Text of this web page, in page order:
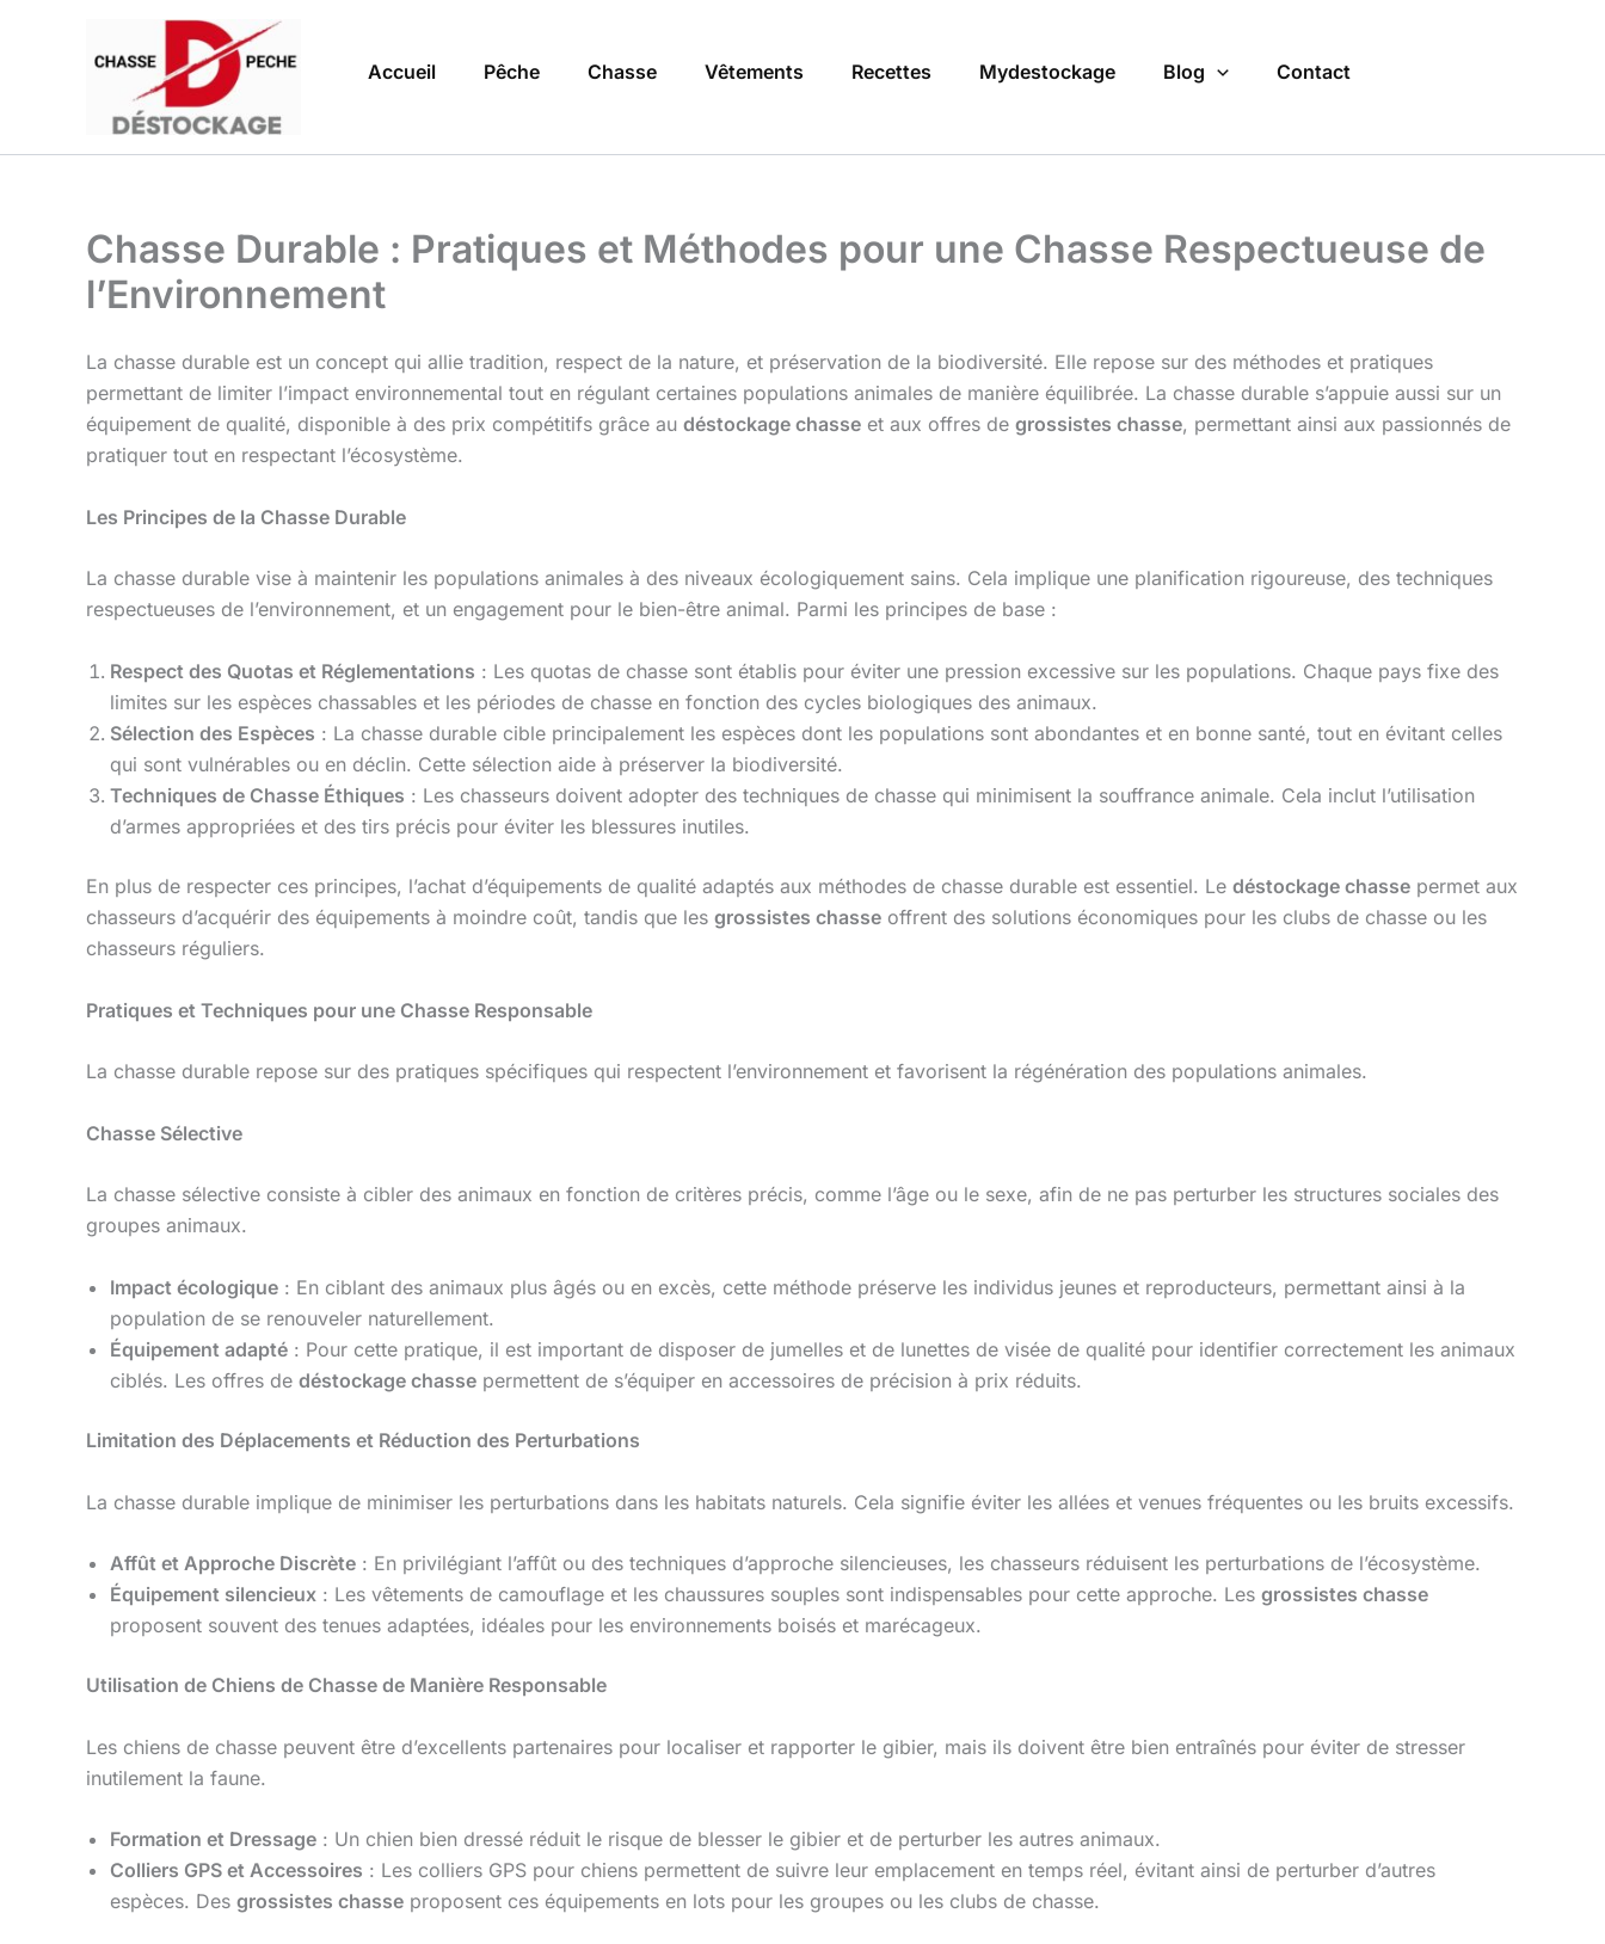
Accueil Pêche Chasse Vêtements Recettes Mydestockage Blog Contact
Chasse Durable : Pratiques et Méthodes pour une Chasse Respectueuse de
l’Environnement
La chasse durable est un concept qui allie tradition, respect de la nature, et préservation de la biodiversité. Elle repose sur des méthodes et pratiques
permettant de limiter l’impact environnemental tout en régulant certaines populations animales de manière équilibrée. La chasse durable s’appuie aussi sur un
équipement de qualité, disponible à des prix compétitifs grâce au déstockage chasse et aux offres de grossistes chasse, permettant ainsi aux passionnés de
pratiquer tout en respectant l’écosystème.
Les Principes de la Chasse Durable
La chasse durable vise à maintenir les populations animales à des niveaux écologiquement sains. Cela implique une planification rigoureuse, des techniques
respectueuses de l’environnement, et un engagement pour le bien-être animal. Parmi les principes de base :
Respect des Quotas et Réglementations : Les quotas de chasse sont établis pour éviter une pression excessive sur les populations. Chaque pays fixe des
limites sur les espèces chassables et les périodes de chasse en fonction des cycles biologiques des animaux.
Sélection des Espèces : La chasse durable cible principalement les espèces dont les populations sont abondantes et en bonne santé, tout en évitant celles
qui sont vulnérables ou en déclin. Cette sélection aide à préserver la biodiversité.
Techniques de Chasse Éthiques : Les chasseurs doivent adopter des techniques de chasse qui minimisent la souffrance animale. Cela inclut l’utilisation
d’armes appropriées et des tirs précis pour éviter les blessures inutiles.
En plus de respecter ces principes, l’achat d’équipements de qualité adaptés aux méthodes de chasse durable est essentiel. Le déstockage chasse permet aux
chasseurs d’acquérir des équipements à moindre coût, tandis que les grossistes chasse offrent des solutions économiques pour les clubs de chasse ou les
chasseurs réguliers.
Pratiques et Techniques pour une Chasse Responsable
La chasse durable repose sur des pratiques spécifiques qui respectent l’environnement et favorisent la régénération des populations animales.
Chasse Sélective
La chasse sélective consiste à cibler des animaux en fonction de critères précis, comme l’âge ou le sexe, afin de ne pas perturber les structures sociales des
groupes animaux.
Impact écologique : En ciblant des animaux plus âgés ou en excès, cette méthode préserve les individus jeunes et reproducteurs, permettant ainsi à la
population de se renouveler naturellement.
Équipement adapté : Pour cette pratique, il est important de disposer de jumelles et de lunettes de visée de qualité pour identifier correctement les animaux
ciblés. Les offres de déstockage chasse permettent de s’équiper en accessoires de précision à prix réduits.
Limitation des Déplacements et Réduction des Perturbations
La chasse durable implique de minimiser les perturbations dans les habitats naturels. Cela signifie éviter les allées et venues fréquentes ou les bruits excessifs.
Affût et Approche Discrète : En privilégiant l’affût ou des techniques d’approche silencieuses, les chasseurs réduisent les perturbations de l’écosystème.
Équipement silencieux : Les vêtements de camouflage et les chaussures souples sont indispensables pour cette approche. Les grossistes chasse
proposent souvent des tenues adaptées, idéales pour les environnements boisés et marécageux.
Utilisation de Chiens de Chasse de Manière Responsable
Les chiens de chasse peuvent être d’excellents partenaires pour localiser et rapporter le gibier, mais ils doivent être bien entraînés pour éviter de stresser
inutilement la faune.
Formation et Dressage : Un chien bien dressé réduit le risque de blesser le gibier et de perturber les autres animaux.
Colliers GPS et Accessoires : Les colliers GPS pour chiens permettent de suivre leur emplacement en temps réel, évitant ainsi de perturber d’autres
espèces. Des grossistes chasse proposent ces équipements en lots pour les groupes ou les clubs de chasse.